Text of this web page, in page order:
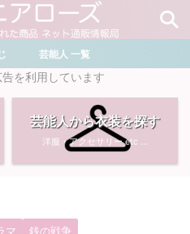
芸能人 一覧
を利用しています
芸能人から衣装を探す
洋服・アクセサリー etc ...
マ 銭の戦争